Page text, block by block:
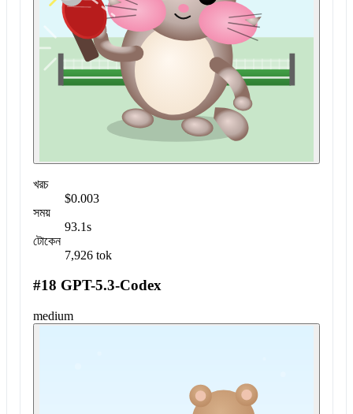
খরচ
$0.003
সময়
93.1s
টোকেন
7,926 tok
#18 GPT-5.3-Codex
medium